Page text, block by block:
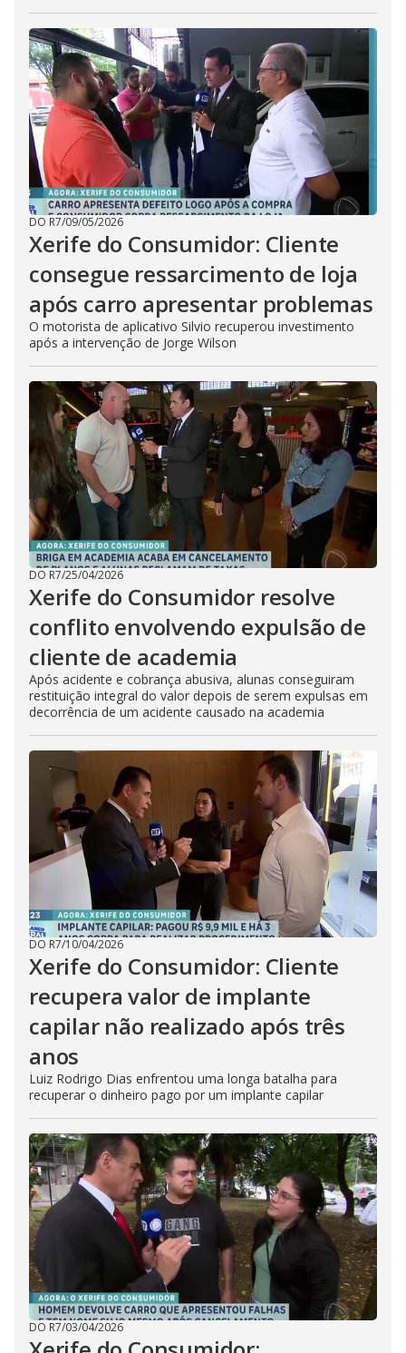
DO R7/09/05/2026
Xerife do Consumidor: Cliente
consegue ressarcimento de loja
após carro apresentar problemas
O motorista de aplicativo Silvio recuperou investimento
após a intervenção de Jorge Wilson
DO R7/25/04/2026
Xerife do Consumidor resolve
conflito envolvendo expulsão de
cliente de academia
Após acidente e cobrança abusiva, alunas conseguiram
restituição integral do valor depois de serem expulsas em
decorrência de um acidente causado na academia
DO R7/10/04/2026
Xerife do Consumidor: Cliente
recupera valor de implante
capilar não realizado após três
anos
Luiz Rodrigo Dias enfrentou uma longa batalha para
recuperar o dinheiro pago por um implante capilar
DO R7/03/04/2026